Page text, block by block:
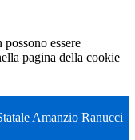
essere
pagina della cookie
Amanzio Ranucci